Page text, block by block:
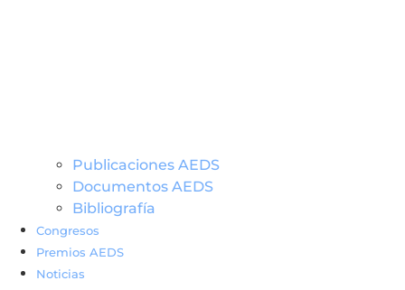
Publicaciones AEDS
Documentos AEDS
Bibliografía
Congresos
Premios AEDS
Noticias